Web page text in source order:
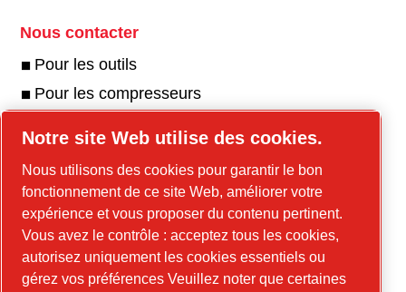
Nous contacter
Pour les outils
Pour les compresseurs
Outils en ligne
LinkedIn
Notre site Web utilise des cookies.
Nous utilisons des cookies pour garantir le bon
fonctionnement de ce site Web, améliorer votre
expérience et vous proposer du contenu pertinent.
Vous avez le contrôle : acceptez tous les cookies,
autorisez uniquement les cookies essentiels ou
gérez vos préférences Veuillez noter que certaines